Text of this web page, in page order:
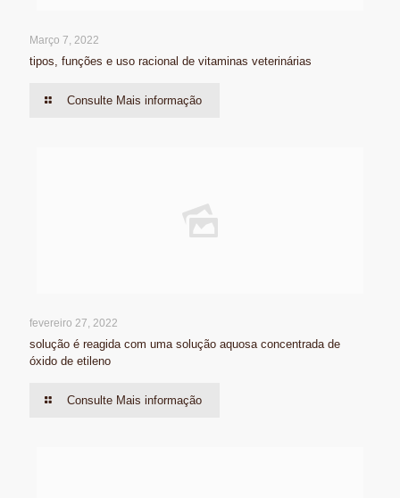
Março 7, 2022
tipos, funções e uso racional de vitaminas veterinárias
Consulte Mais informação
fevereiro 27, 2022
solução é reagida com uma solução aquosa concentrada de
óxido de etileno
Consulte Mais informação